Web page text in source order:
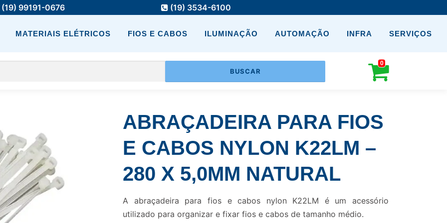
(19) 99191-0676 (19) 3534-6100
MATERIAIS ELÉTRICOS FIOS E CABOS ILUMINAÇÃO AUTOMAÇÃO INFRA SERVIÇOS
0
ABRAÇADEIRA PARA FIOS
E CABOS NYLON K22LM –
280 X 5,0MM NATURAL
A abraçadeira para fios e cabos nylon K22LM é um acessório
utilizado para organizar e fixar fios e cabos de tamanho médio.